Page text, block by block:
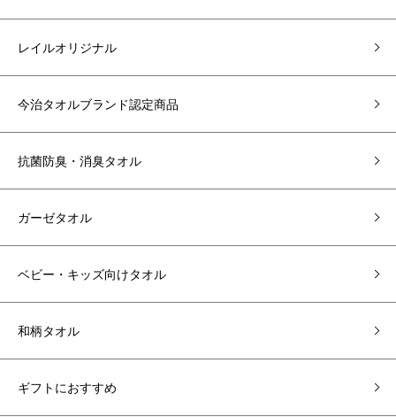
レイルオリジナル
今治タオルブランド認定商品
抗菌防臭・消臭タオル
ガーゼタオル
ベビー・キッズ向けタオル
和柄タオル
ギフトにおすすめ